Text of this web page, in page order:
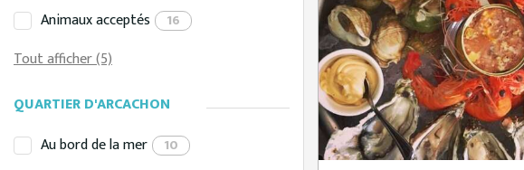
Animaux acceptés 16
Tout afficher (5)
QUARTIER D'ARCACHON
Au bord de la mer
10